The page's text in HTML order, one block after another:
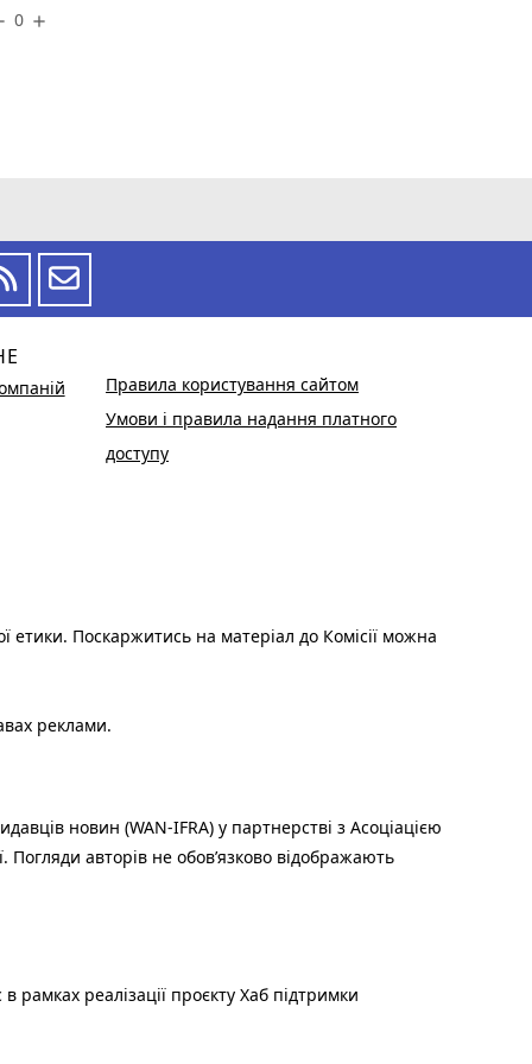
0 add
Правила користування сайтом
Умови і правила надання платного
доступу
етики. Поскаржитись на матеріал до Комісії можна
реклами.
новин (WAN-IFRA) у партнерстві з Асоціацією
Погляди авторів не обов’язково відображають
рамках реалізації проєкту Хаб підтримки